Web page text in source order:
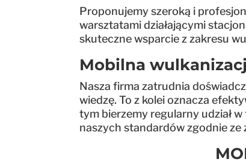
Proponujemy szeroką i
warsztatami działającymi
skuteczne wsparcie z zakresu
Mobilna
Nasza firma zatrudnia
wiedzę. To z kolei oznacza
tym bierzemy regularny udział
naszych standardów zgodnie ze